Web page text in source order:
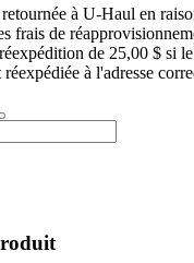
à U-Haul en
frais de
de 25,00 $ si
à l'adresse